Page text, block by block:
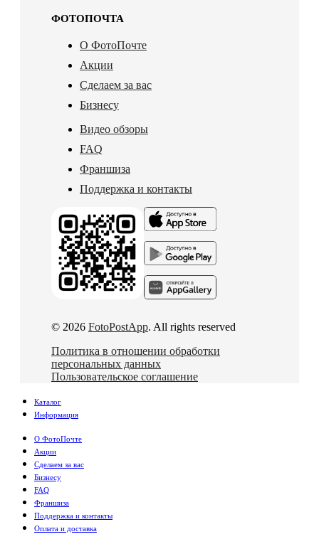
ФОТОПОЧТА
О ФотоПочте
Акции
Сделаем за вас
Бизнесу
Видео обзоры
FAQ
Франшиза
Поддержка и контакты
© 2026 FotoPostApp. All rights reserved
Политика в отношении обработки
персональных данных
Пользовательское соглашение
Каталог
Информация
О ФотоПочте
Акции
Сделаем за вас
Бизнесу
FAQ
Франшиза
Поддержка и контакты
Оплата и доставка